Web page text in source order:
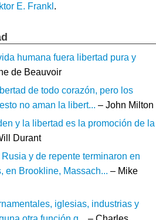
E. Frankl .
humana fuera libertad pura y
de Beauvoir
de todo corazón, pero los
no aman la libert... – John Milton
y la libertad es la promoción de la
Durant
y de repente terminaron en
en Brookline, Massach... – Mike
iglesias, industrias y